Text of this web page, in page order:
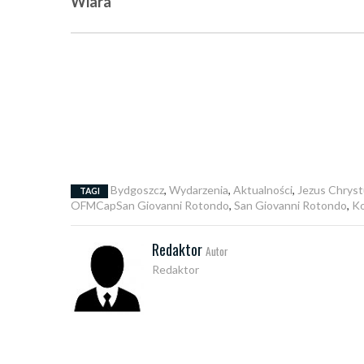
TAGI Bydgoszcz, Wydarzenia, Aktualności, Jezus
OFMCapSan Giovanni Rotondo, San Giovanni Rotondo,
Redaktor Autor
Redaktor